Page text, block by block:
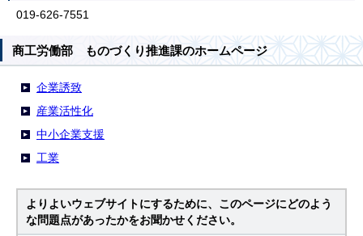
019-626-7551
商工労働部 ものづくり推進課のホームページ
企業誘致
産業活性化
中小企業支援
工業
よりよいウェブサイトにするために、このページにどのよう
な問題点があったかをお聞かせください。